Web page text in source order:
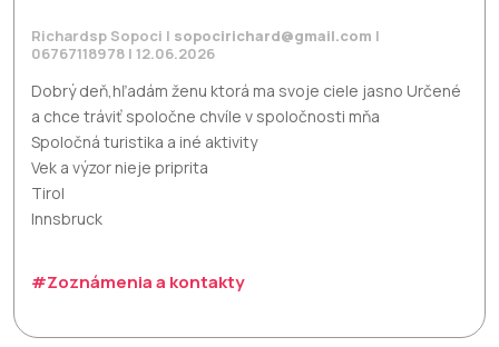
Richardsp Sopoci | sopocirichard@gmail.com |
06767118978 | 12.06.2026
Dobrý deň,hľadám ženu ktorá ma svoje ciele jasno Určené
a chce tráviť spoločne chvíle v spoločnosti mňa
Spoločná turistika a iné aktivity
Vek a výzor nieje priprita
Tirol
Innsbruck
#Zoznámenia a kontakty